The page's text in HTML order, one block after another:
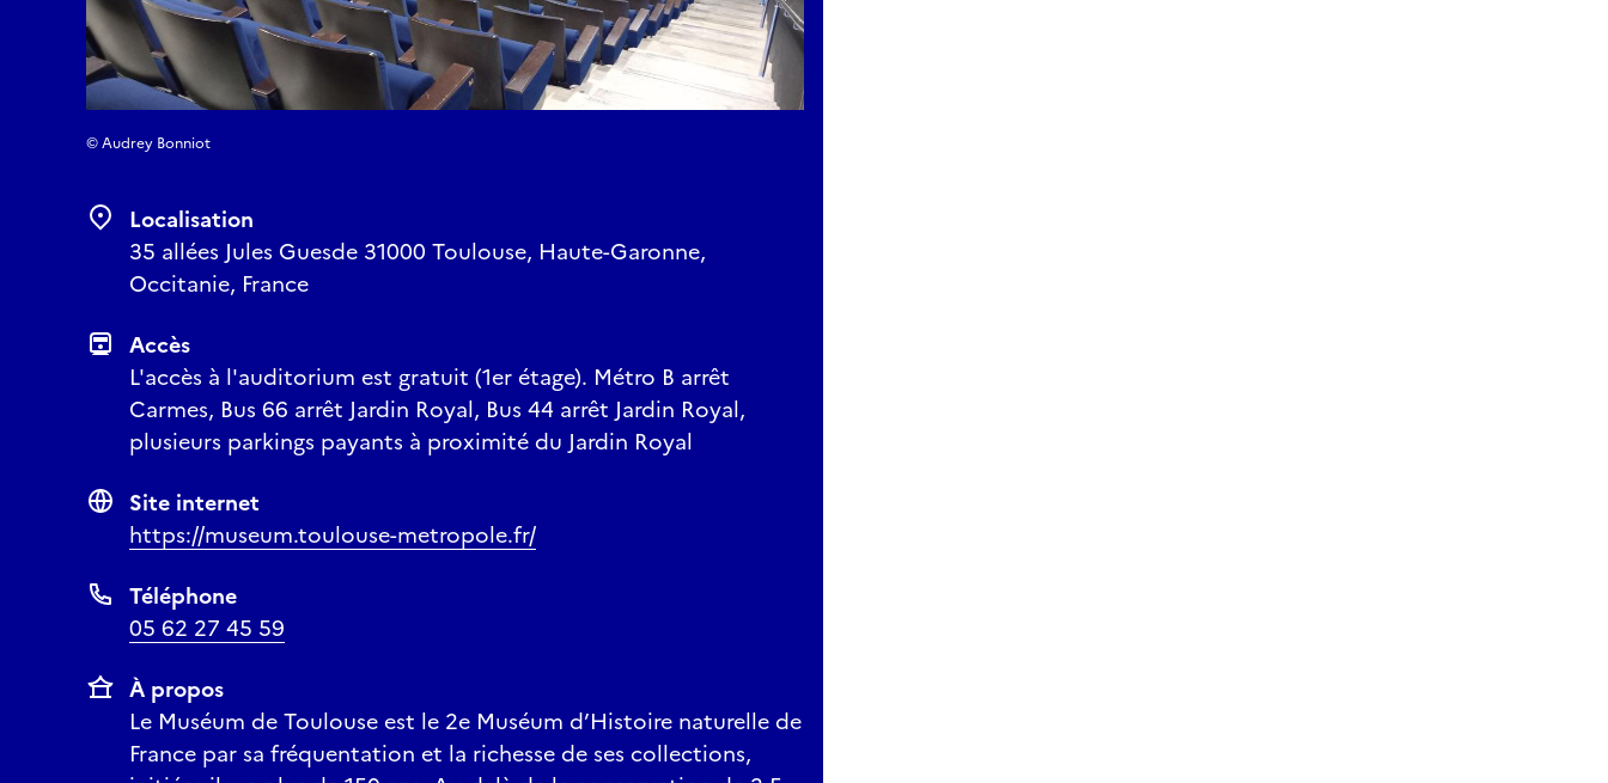
© Audrey Bonniot
Localisation
35 allées Jules Guesde 31000 Toulouse, Haute-Garonne,
Occitanie, France
Accès
L'accès à l'auditorium est gratuit (1er étage). Métro B arrêt
Carmes, Bus 66 arrêt Jardin Royal, Bus 44 arrêt Jardin Royal,
plusieurs parkings payants à proximité du Jardin Royal
Site internet
https://museum.toulouse-metropole.fr/
Téléphone
05 62 27 45 59
À propos
Le Muséum de Toulouse est le 2e Muséum d’Histoire naturelle de
France par sa fréquentation et la richesse de ses collections,